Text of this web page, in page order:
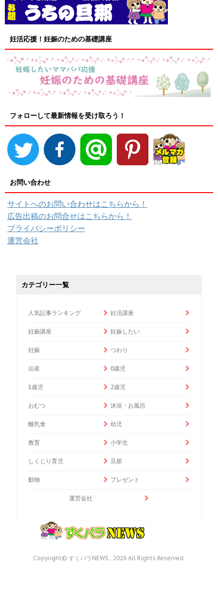
妊活応援！妊娠のための基礎講座
フォローして最新情報を受け取ろう！
お問い合わせ
サイトへのお問い合わせはこちらから！
広告出稿のお問合せはこちらから！
プライバシーポリシー
運営会社
カテゴリー一覧
人気記事ランキング 妊活講座
妊娠講座 妊娠したい
妊娠 つわり
出産 0歳児
1歳児 2歳児
おむつ 沐浴・お風呂
離乳食 幼児
教育 小学生
しくじり育児 旦那
動物 プレゼント
運営会社
Copyright© すくパラNEWS , 2026 All Rights Reserved.